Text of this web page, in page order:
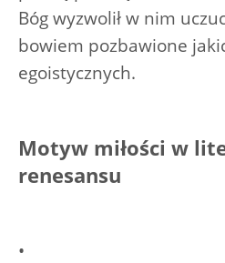
Bóg wyzwolił w nim
bowiem pozbawione
egoistycznych.
Motyw miłości w
renesansu
•